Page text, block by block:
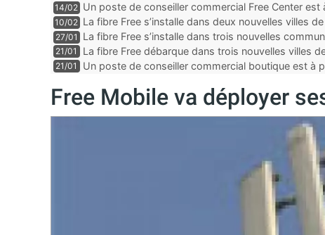
14/02 Un poste de conseiller commercial Free Center
département de la Dordogne
10/02 La fibre Free s’installe dans deux nouvelles villes
27/01 La fibre Free s’installe dans trois nouvelles
21/01 La fibre Free débarque dans trois nouvelles villes
21/01
Un poste de conseiller commercial boutique est à
Free Mobile va déployer